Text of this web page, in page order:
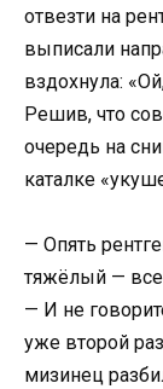
отвезти на
выписали
вздохнула:
Решив, что
очередь на
каталке
— Опять
тяжёлый —
— И не
уже второй
мизинец